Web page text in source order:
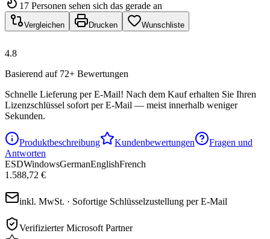
17 Personen sehen sich das gerade an
Vergleichen Drucken Wunschliste
4.8
Basierend auf 72+ Bewertungen
Schnelle Lieferung per E-Mail! Nach dem Kauf erhalten Sie Ihren
Lizenzschlüssel sofort per E-Mail — meist innerhalb weniger
Sekunden.
Produktbeschreibung Kundenbewertungen
Fragen und
Antworten
ESDWindowsGermanEnglishFrench
1.588,72 €
inkl. MwSt. · Sofortige Schlüsselzustellung per E-Mail
Verifizierter Microsoft Partner